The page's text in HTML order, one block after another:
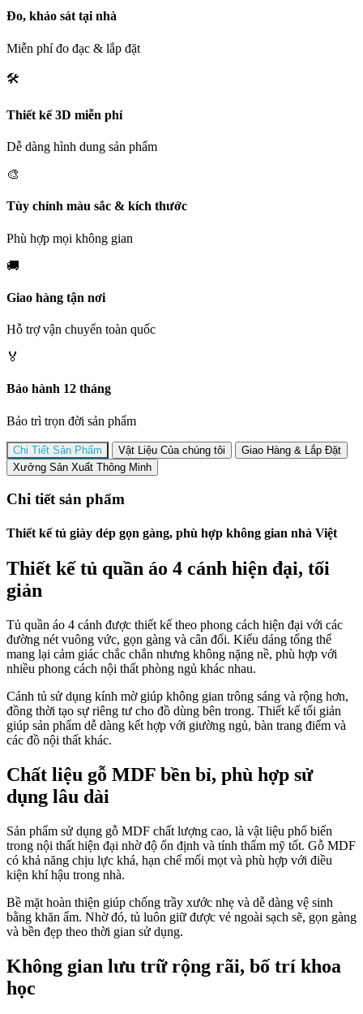
Đo, khảo sát tại nhà
Miễn phí đo đạc & lắp đặt
🛠️
Thiết kế 3D miễn phí
Dễ dàng hình dung sản phẩm
🎨
Tùy chỉnh màu sắc & kích thước
Phù hợp mọi không gian
🚚
Giao hàng tận nơi
Hỗ trợ vận chuyển toàn quốc
🏅
Bảo hành 12 tháng
Bảo trì trọn đời sản phẩm
Chi Tiết Sản Phẩm Vật Liệu Của chúng tôi
Giao Hàng & Lắp Đặt
Xưởng Sản Xuất Thông Minh
Chi tiết sản phẩm
Thiết kế tủ giày dép gọn gàng, phù hợp không gian nhà Việt
Thiết kế tủ quần áo 4 cánh hiện đại, tối
giản
Tủ quần áo 4 cánh được thiết kế theo phong cách hiện đại với các
đường nét vuông vức, gọn gàng và cân đối. Kiểu dáng tổng thể
mang lại cảm giác chắc chắn nhưng không nặng nề, phù hợp với
nhiều phong cách nội thất phòng ngủ khác nhau.
Cánh tủ sử dụng kính mờ giúp không gian trông sáng và rộng hơn,
đồng thời tạo sự riêng tư cho đồ dùng bên trong. Thiết kế tối giản
giúp sản phẩm dễ dàng kết hợp với giường ngủ, bàn trang điểm và
các đồ nội thất khác.
Chất liệu gỗ MDF bền bỉ, phù hợp sử
dụng lâu dài
Sản phẩm sử dụng gỗ MDF chất lượng cao, là vật liệu phổ biến
trong nội thất hiện đại nhờ độ ổn định và tính thẩm mỹ tốt. Gỗ MDF
có khả năng chịu lực khá, hạn chế mối mọt và phù hợp với điều
kiện khí hậu trong nhà.
Bề mặt hoàn thiện giúp chống trầy xước nhẹ và dễ dàng vệ sinh
bằng khăn ẩm. Nhờ đó, tủ luôn giữ được vẻ ngoài sạch sẽ, gọn gàng
và bền đẹp theo thời gian sử dụng.
Không gian lưu trữ rộng rãi, bố trí khoa
học